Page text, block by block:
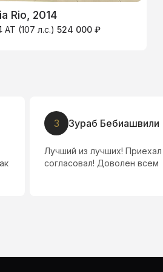
Rio, 2014
AT (107 л.с.) 524 000 ₽
З Зураб Бебиашвили
Лучший из лучших!
согласовал! Доволен всем